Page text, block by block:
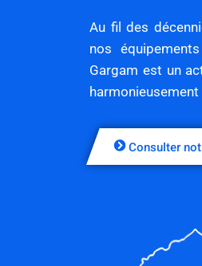
Au fil des
nos
Gargam est un
Consulter